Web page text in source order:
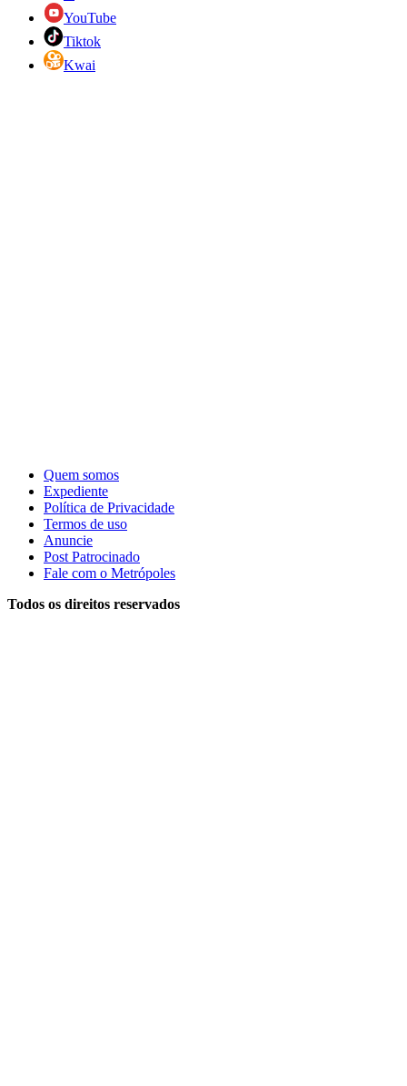
YouTube
Tiktok
Kwai
Quem somos
Expediente
Política de Privacidade
Termos de uso
Anuncie
Post Patrocinado
Fale com o Metrópoles
Todos os direitos reservados